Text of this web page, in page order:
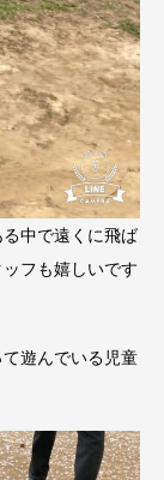
中で遠くに飛ば
フも嬉しいです
遊んでいる児童